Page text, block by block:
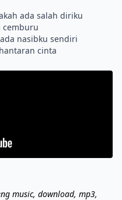
ada salah diriku
cemburu
nasibku sendiri
music, download, mp3,